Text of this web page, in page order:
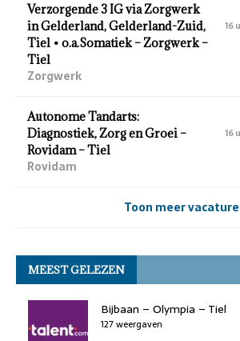
Verzorgende 3 IG via Zorgwerk
in Gelderland, Gelderland-Zuid,
Tiel • o.a.Somatiek – Zorgwerk –
Tiel
Zorgwerk
16
Autonome Tandarts:
Diagnostiek, Zorg en Groei –
Rovidam – Tiel
Rovidam
16
Toon meer
MEEST GELEZEN
Bijbaan – Olympia – Tiel
127 weergaven